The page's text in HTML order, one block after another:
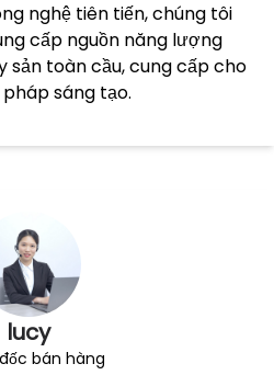
lucy
bán hàng
nghệ tiên tiến, chúng tôi
cấp nguồn năng lượng
sản toàn cầu, cung cấp cho
sáng tạo.